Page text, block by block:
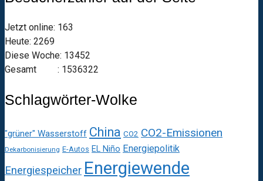
Jetzt online: 163
Heute: 2269
Diese Woche: 13452
Gesamt : 1536322
Schlagwörter-Wolke
"grüner" Wasserstoff China CO2 CO2-Emissionen
Dekarbonisierung E-Autos EL Niño Energiepolitik
Energiespeicher Energiewende